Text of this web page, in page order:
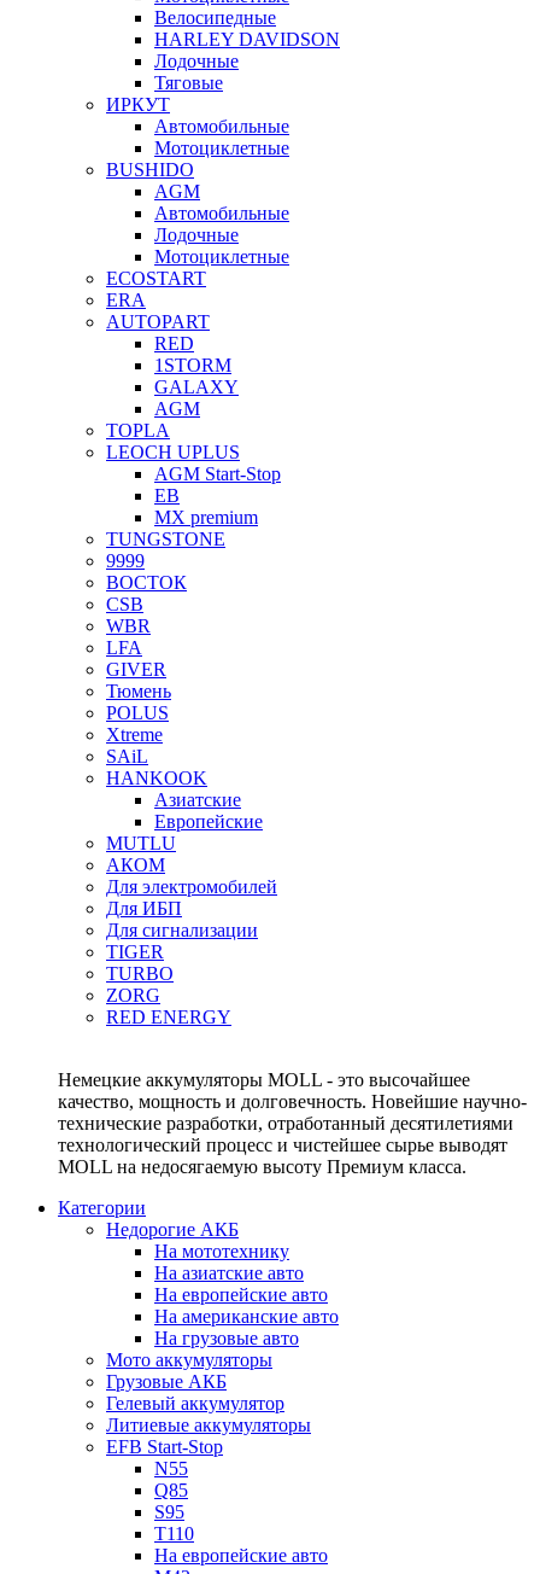
Велосипедные
HARLEY DAVIDSON
Лодочные
Тяговые
ИРКУТ
Автомобильные
Мотоциклетные
BUSHIDO
AGM
Автомобильные
Лодочные
Мотоциклетные
ECOSTART
ERA
AUTOPART
RED
1STORM
GALAXY
AGM
TOPLA
LEOCH UPLUS
AGM Start-Stop
EB
MX premium
TUNGSTONE
9999
ВОСТОК
CSB
WBR
LFA
GIVER
Тюмень
POLUS
Xtreme
SAiL
HANKOOK
Азиатские
Европейские
MUTLU
АКОМ
Для электромобилей
Для ИБП
Для сигнализации
TIGER
TURBO
ZORG
RED ENERGY
Немецкие аккумуляторы MOLL - это высочайшее
качество, мощность и долговечность. Новейшие научно-
технические разработки, отработанный десятилетиями
технологический процесс и чистейшее сырье выводят
MOLL на недосягаемую высоту Премиум класса.
Категории
Недорогие АКБ
На мототехнику
На азиатские авто
На европейские авто
На американские авто
На грузовые авто
Мото аккумуляторы
Грузовые АКБ
Гелевый аккумулятор
Литиевые аккумуляторы
EFB Start-Stop
N55
Q85
S95
T110
На европейские авто